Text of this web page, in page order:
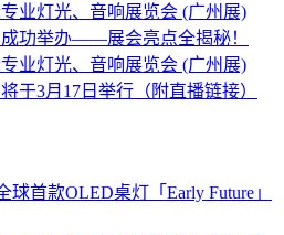
业灯光、音响展览会 (广州展)
成功举办——展会亮点全揭秘！
业灯光、音响展览会 (广州展)
于3月17日举行（附直播链接）
球首款OLED桌灯「Early Future」